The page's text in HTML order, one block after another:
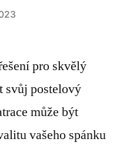
pro skvělý
svůj postelový
může být
vašeho spánku